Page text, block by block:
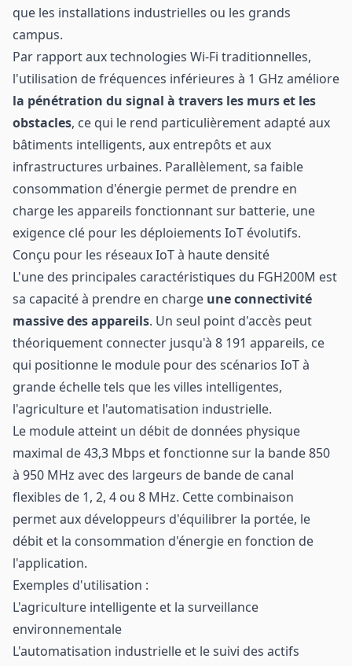
que les installations industrielles ou les grands
campus.
Par rapport aux technologies Wi-Fi traditionnelles,
l'utilisation de fréquences inférieures à 1 GHz améliore
la pénétration du signal à travers les murs et les
obstacles, ce qui le rend particulièrement adapté aux
bâtiments intelligents, aux entrepôts et aux
infrastructures urbaines. Parallèlement, sa faible
consommation d'énergie permet de prendre en
charge les appareils fonctionnant sur batterie, une
exigence clé pour les déploiements IoT évolutifs.
Conçu pour les réseaux IoT à haute densité
L'une des principales caractéristiques du FGH200M est
sa capacité à prendre en charge une connectivité
massive des appareils. Un seul point d'accès peut
théoriquement connecter jusqu'à 8 191 appareils, ce
qui positionne le module pour des scénarios IoT à
grande échelle tels que les villes intelligentes,
l'agriculture et l'automatisation industrielle.
Le module atteint un débit de données physique
maximal de 43,3 Mbps et fonctionne sur la bande 850
à 950 MHz avec des largeurs de bande de canal
flexibles de 1, 2, 4 ou 8 MHz. Cette combinaison
permet aux développeurs d'équilibrer la portée, le
débit et la consommation d'énergie en fonction de
l'application.
Exemples d'utilisation :
L'agriculture intelligente et la surveillance
environnementale
L'automatisation industrielle et le suivi des actifs